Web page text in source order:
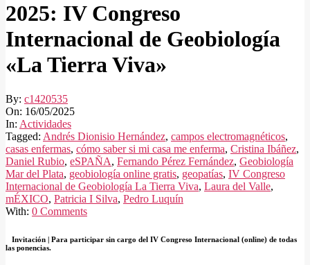
2025: IV Congreso
Internacional de Geobiología
«La Tierra Viva»
By: c1420535
On: 16/05/2025
In: Actividades
Tagged: Andrés Dionisio Hernández, campos electromagnéticos,
casas enfermas, cómo saber si mi casa me enferma, Cristina Ibáñez,
Daniel Rubio, eSPAÑA, Fernando Pérez Fernández, Geobiología
Mar del Plata, geobiología online gratis, geopatías, IV Congreso
Internacional de Geobiología La Tierra Viva, Laura del Valle,
mÉXICO, Patricia I Silva, Pedro Luquín
With: 0 Comments
Invitación | Para participar sin cargo del IV Congreso Internacional (online) de todas
las ponencias.